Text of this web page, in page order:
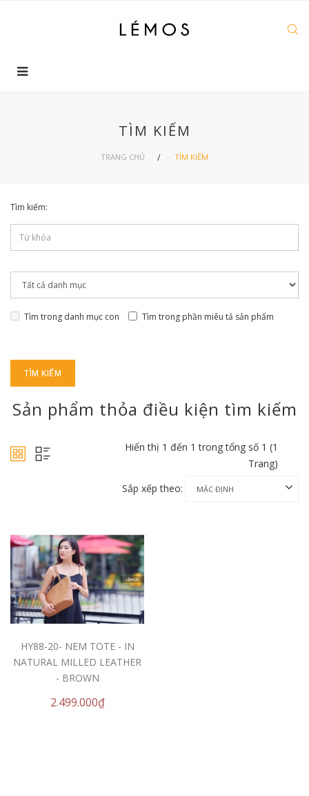
TÌM KIẾM
TRANG CHỦ TÌM KIẾM
Tìm kiếm:
Tìm trong danh mục con Tìm trong phần miêu tả sản phẩm
Sản phẩm thỏa điều kiện tìm kiếm
Hiển thị 1 đến 1 trong tổng số 1 (1
Trang)
Sắp xếp theo:
HY88-20- NEM TOTE - IN
NATURAL MILLED LEATHER
- BROWN
2.499.000₫